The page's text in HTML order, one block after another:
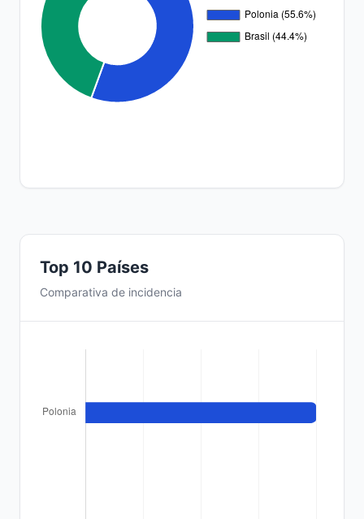
Top 10 Países
Comparativa de incidencia